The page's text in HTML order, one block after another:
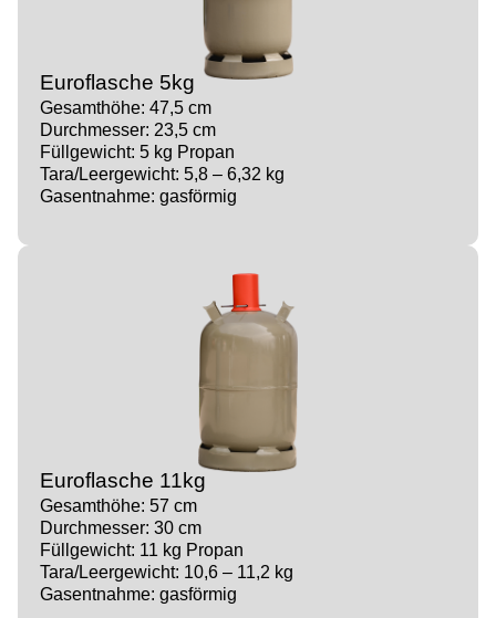
Euroflasche 5kg
Gesamthöhe: 47,5 cm
Durchmesser: 23,5 cm
Füllgewicht: 5 kg Propan
Tara/Leergewicht: 5,8 – 6,32 kg
Gasentnahme: gasförmig
Euroflasche 11kg
Gesamthöhe: 57 cm
Durchmesser: 30 cm
Füllgewicht: 11 kg Propan
Tara/Leergewicht: 10,6 – 11,2 kg
Gasentnahme: gasförmig